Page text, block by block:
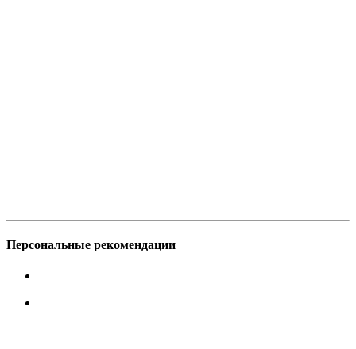
Персональные рекомендации